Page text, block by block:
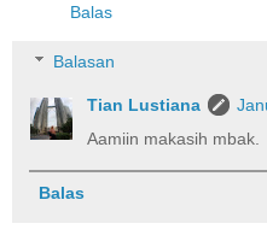
Balas
Balasan
Tian Lustiana
Aamiin makasih mbak.
Balas